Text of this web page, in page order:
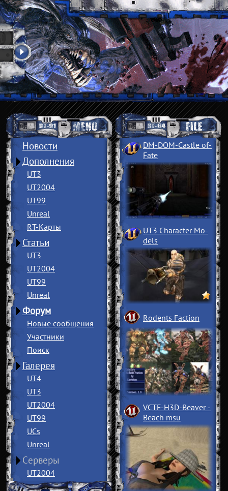
Новости
Дополнения
UT3
UT2004
UT99
Unreal
RT-Карты
Статьи
UT3
UT2004
UT99
Unreal
Форум
Новые сообщения
Участники
Поиск
Галерея
UT4
UT3
UT2004
UT99
UCs
Unreal
Серверы
UT2004
DM-DOM-Castle of­
Fate
UT3 Character Mo­
dels
Rodents Faction
VCTF-H3D-Beaver ­
Beach msu